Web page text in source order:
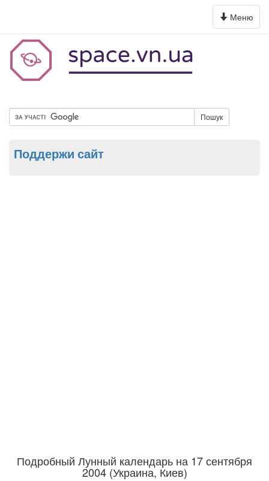
Toggle
navigation
Меню
Пошук
Поддержи сайт
Подробный Лунный календарь на 17 сентября
2004 (Украина, Киев)